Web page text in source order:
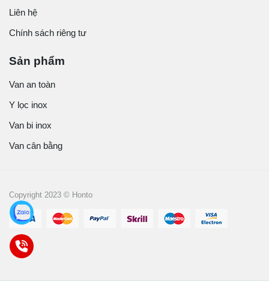
Liên hệ
Chính sách riêng tư
Sản phẩm
Van an toàn
Y lọc inox
Van bi inox
Van cân bằng
Copyright 2023 © Honto